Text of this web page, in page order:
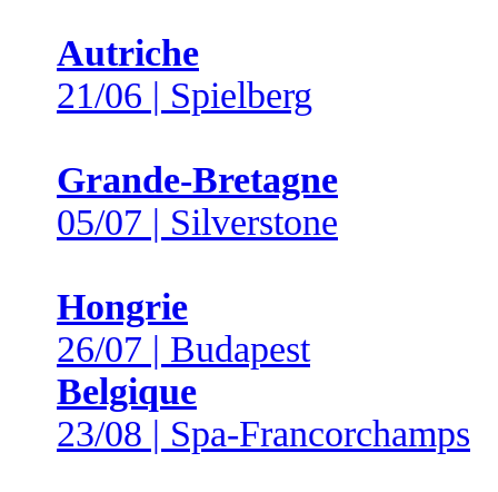
Autriche
21/06 | Spielberg
Grande-Bretagne
05/07 | Silverstone
Hongrie
26/07 | Budapest
Belgique
23/08 | Spa-Francorchamps